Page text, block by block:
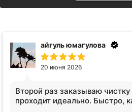
айгуль юмагулова
20 июня 2026
Второй раз заказываю
проходит идеально. Быстро,
комфортно. Мастера